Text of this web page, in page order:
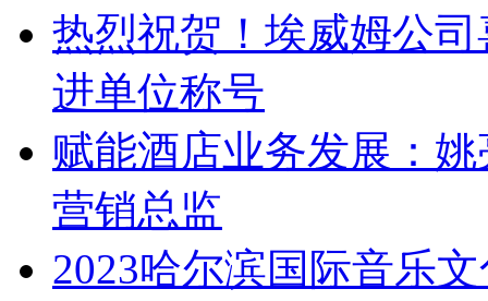
热烈祝贺！埃威姆公
进单位称号
赋能酒店业务发展：
营销总监
2023哈尔滨国际音乐